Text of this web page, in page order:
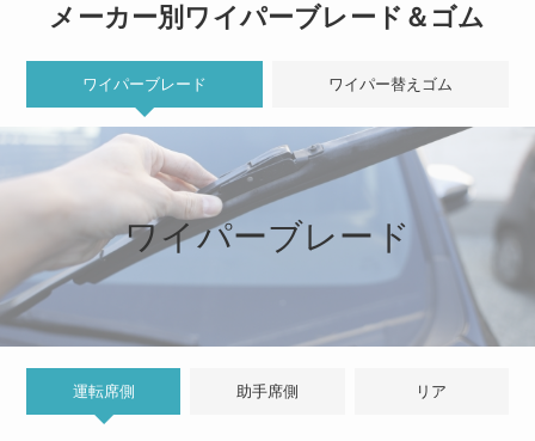
メーカー別ワイパーブレード＆ゴム
ワイパーブレード ワイパー替えゴム
ワイパーブレード
運転席側 助手席側 リア